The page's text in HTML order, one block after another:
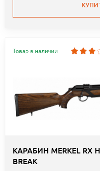
Товар в наличии
КАРАБИН MERKEL RX
BREAK